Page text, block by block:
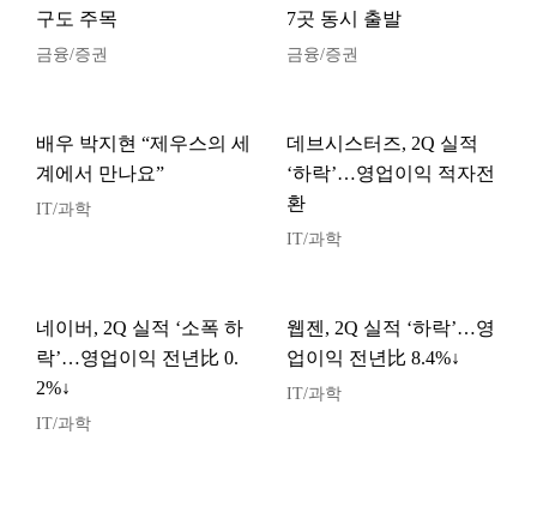
구도 주목
금융/증권
7곳 동시 출발
금융/증권
배우 박지현 “제우스의 세
계에서 만나요”
IT/과학
데브시스터즈, 2Q 실적
‘하락’…영업이익 적자전
환
IT/과학
네이버, 2Q 실적 ‘소폭 하
락’…영업이익 전년比 0.
2%↓
IT/과학
웹젠, 2Q 실적 ‘하락’…영
업이익 전년比 8.4%↓
IT/과학